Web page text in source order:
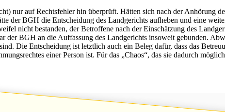
nur auf Rechtsfehler hin überprüft. Hätten sich nach der Anhörung
der BGH die Entscheidung des Landgerichts aufheben und eine
nicht bestanden, der Betroffene nach der Einschätzung des
BGH an die Auffassung des Landgerichts insoweit gebunden.
Die Entscheidung ist letztlich auch ein Beleg dafür, dass das
einer Person ist. Für das „Chaos“, das sie dadurch